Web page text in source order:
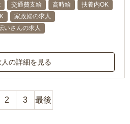
交通費支給 高時給
扶養内OK
家政婦の求人
いさんの求人
人の詳細を見る
2 3 最後